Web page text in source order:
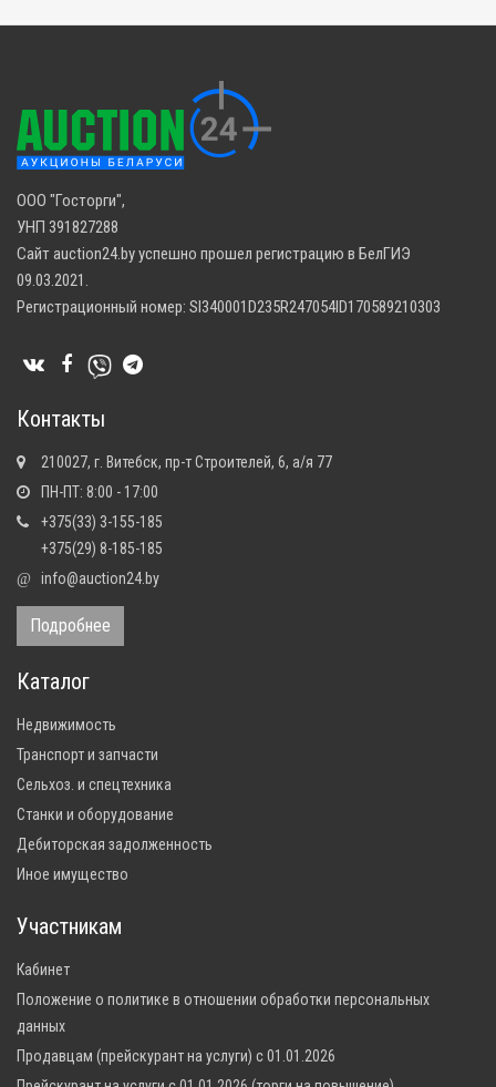
ООО "Госторги",
УНП 391827288
Сайт auction24.by успешно прошел регистрацию в БелГИЭ
09.03.2021.
Регистрационный номер: SI340001D235R247054ID170589210303
Контакты
210027, г. Витебск, пр-т Строителей, 6, а/я 77
ПН-ПТ: 8:00 - 17:00
+375(33) 3-155-185
+375(29) 8-185-185
@ info@auction24.by
Подробнее
Каталог
Недвижимость
Транспорт и запчасти
Сельхоз. и спецтехника
Станки и оборудование
Дебиторская задолженность
Иное имущество
Участникам
Кабинет
Положение о политике в отношении обработки персональных
данных
Продавцам (прейскурант на услуги) с 01.01.2026